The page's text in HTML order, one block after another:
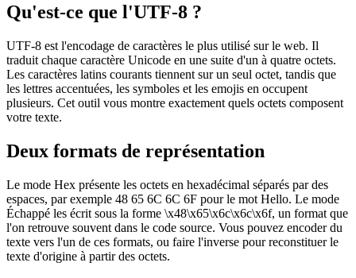
Qu'est-ce que l'UTF-8 ?
UTF-8 est l'encodage de caractères le plus utilisé sur le web. Il
traduit chaque caractère Unicode en une suite d'un à quatre octets.
Les caractères latins courants tiennent sur un seul octet, tandis que
les lettres accentuées, les symboles et les emojis en occupent
plusieurs. Cet outil vous montre exactement quels octets composent
votre texte.
Deux formats de représentation
Le mode Hex présente les octets en hexadécimal séparés par des
espaces, par exemple 48 65 6C 6C 6F pour le mot Hello. Le mode
Échappé les écrit sous la forme \x48\x65\x6c\x6c\x6f, un format que
l'on retrouve souvent dans le code source. Vous pouvez encoder du
texte vers l'un de ces formats, ou faire l'inverse pour reconstituer le
texte d'origine à partir des octets.